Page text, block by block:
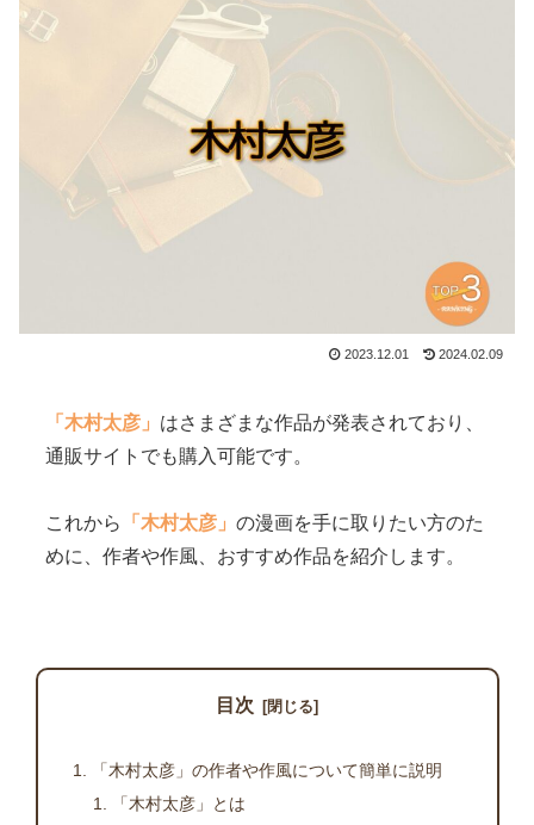
2023.12.01 2024.02.09
「木村太彦」 はさまざまな作品が発表されており、
通販サイトでも購入可能です。
これから 「木村太彦」の漫画を手に取りたい方のた
めに、作者や作風、おすすめ作品を紹介します。
目次
「木村太彦」の作者や作風について簡単に説明
「木村太彦」とは